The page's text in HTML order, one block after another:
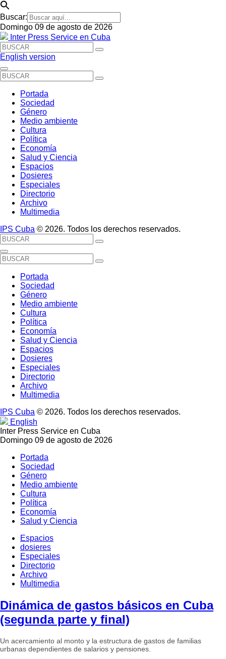
Buscar:
Domingo 09 de agosto de 2026
Inter Press Service en Cuba
English version
Portada
Sociedad
Género
Medio ambiente
Cultura
Política
Economía
Salud y Ciencia
Espacios
Dosieres
Especiales
Directorio
Archivo
Multimedia
IPS Cuba © 2026. Todos los derechos reservados.
Portada
Sociedad
Género
Medio ambiente
Cultura
Política
Economía
Salud y Ciencia
Espacios
Dosieres
Especiales
Directorio
Archivo
Multimedia
IPS Cuba © 2026. Todos los derechos reservados.
English
Inter Press Service en Cuba
Domingo 09 de agosto de 2026
Portada
Sociedad
Género
Medio ambiente
Cultura
Política
Economía
Salud y Ciencia
Espacios
dosieres
Especiales
Directorio
Archivo
Multimedia
Dinámica de gastos básicos en Cuba
(segunda parte y final)
Un acercamiento al monto y la estructura de gastos de familias
urbanas dependientes de salarios y pensiones.